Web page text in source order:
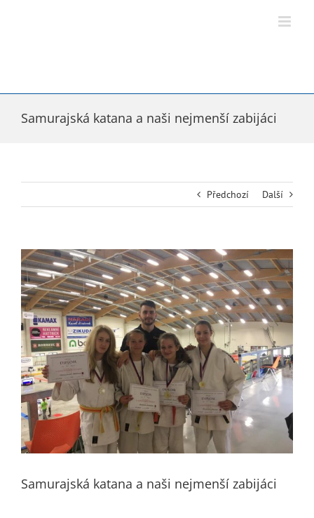
Samurajská katana a naši nejmenší zabijáci
Předchozí Další
Zobrazit
větší
obrázek
Samurajská katana a naši nejmenší zabijáci